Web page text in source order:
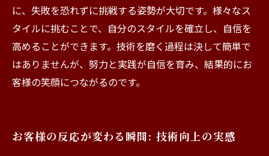
に、失敗を恐れずに挑戦する姿勢が大切です。様々なス
タイルに挑むことで、自分のスタイルを確立し、自信を
高めることができます。技術を磨く過程は決して簡単で
はありませんが、努力と実践が自信を育み、結果的にお
客様の笑顔につながるのです。
お客様の反応が変わる瞬間: 技術向上の実感